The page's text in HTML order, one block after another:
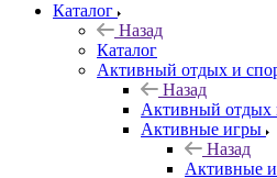
Каталог
Назад
Каталог
Активный отдых и
Назад
Активный отдых
Активные игры
Назад
Активные